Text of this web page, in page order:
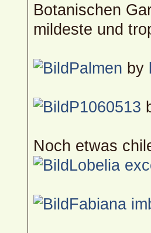
Botanischen
mildeste und
Palmen by
P1060513
Noch etwas
Lobelia
Fabiana